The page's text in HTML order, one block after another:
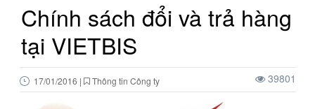
Chính sách đổi và trả hàng
tại VIETBIS
17/01/2016 | Thông tin Công ty 39801